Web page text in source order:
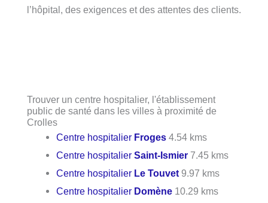
l’hôpital, des exigences et des attentes des clients.
Trouver un centre hospitalier, l'établissement
public de santé dans les villes à proximité de
Crolles
Centre hospitalier Froges 4.54 kms
Centre hospitalierSaint-Ismier 7.45 kms
Centre hospitalier Le Touvet 9.97 kms
Centre hospitalier Domène 10.29 kms